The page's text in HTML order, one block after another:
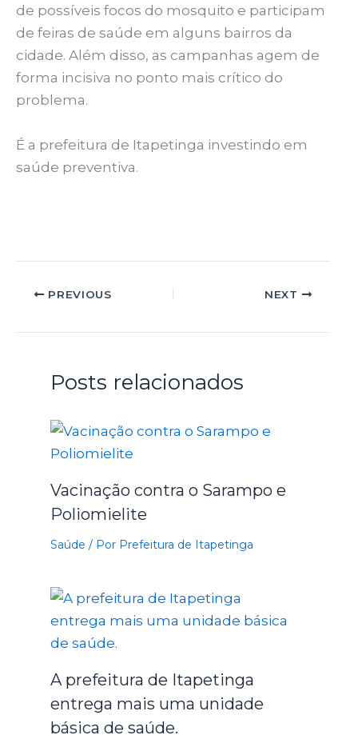
de possíveis focos do mosquito e participam
de feiras de saúde em alguns bairros da
cidade. Além disso, as campanhas agem de
forma incisiva no ponto mais crítico do
problema.
É a prefeitura de Itapetinga investindo em
saúde preventiva.
PREVIOUS NEXT
Posts relacionados
Vacinação contra o Sarampo e
Poliomielite
Saúde / Por Prefeitura de Itapetinga
A prefeitura de Itapetinga
entrega mais uma unidade
básica de saúde.